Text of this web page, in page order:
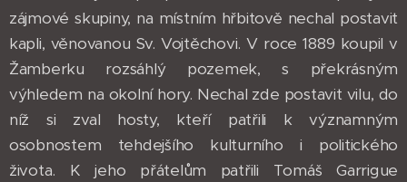
zájmové skupiny, na místním hřbitově nechal postavit
kapli, věnovanou Sv. Vojtěchovi. V roce 1889 koupil v
Žamberku rozsáhlý pozemek, s překrásným
výhledem na okolní hory. Nechal zde postavit vilu, do
níž si zval hosty, kteří patřili k významným
osobnostem tehdejšího kulturního i politického
života. K jeho přátelům patřili Tomáš Garrigue